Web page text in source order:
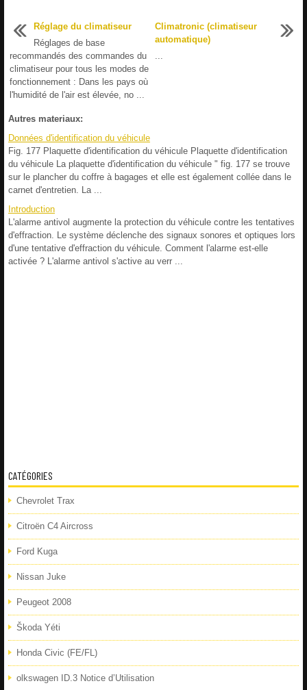
Réglage du climatiseur
Réglages de base
recommandés des commandes du
climatiseur pour tous les modes de
fonctionnement : Dans les pays où
l'humidité de l'air est élevée, no ...
Climatronic (climatiseur
automatique)
Autres materiaux:
Données d'identification du véhicule
Fig. 177 Plaquette d'identification du véhicule Plaquette d'identification
du véhicule La plaquette d'identification du véhicule " fig. 177 se trouve
sur le plancher du coffre à bagages et elle est également collée dans le
carnet d'entretien. La ...
Introduction
L'alarme antivol augmente la protection du véhicule contre les tentatives
d'effraction. Le système déclenche des signaux sonores et optiques lors
d'une tentative d'effraction du véhicule. Comment l'alarme est-elle
activée ? L'alarme antivol s'active au verr ...
CATÉGORIES
Chevrolet Trax
Citroën C4 Aircross
Ford Kuga
Nissan Juke
Peugeot 2008
Škoda Yéti
Honda Civic (FE/FL)
olkswagen ID.3 Notice d’Utilisation